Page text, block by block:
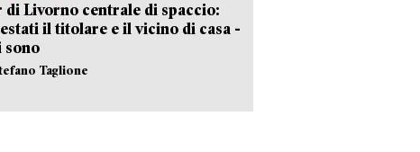
di Livorno centrale di spaccio:
il titolare e il vicino di casa -
sono
Taglione